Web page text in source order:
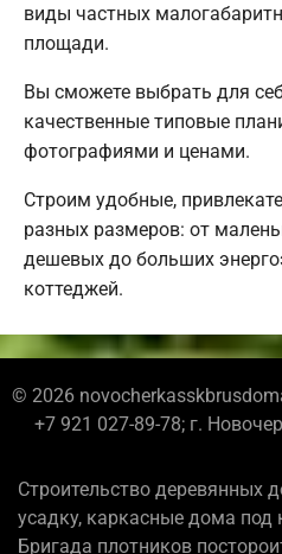
виды частных
площади.
Вы сможете выбрать для
качественные типовые
фотографиями и ценами.
Строим удобные,
разных размеров: от
дешевых до больших
коттеджей.
© 2026
+7 921 027-89-78; г.
Строительство деревянных
усадку, каркасные дома
Бригада плотников